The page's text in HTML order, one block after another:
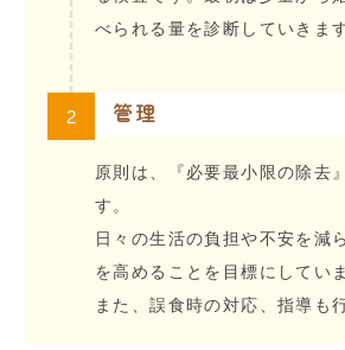
べられる量を診断していきます
2 管理
原則は、『必要最小限の除去
す。
日々の生活の負担や不安を減
を高めることを目標にしてい
また、誤食時の対応、指導も